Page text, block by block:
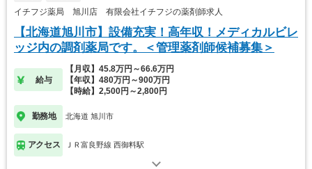
イチフジ薬局 旭川店 有限会社イチフジの薬剤師求人
【北海道旭川市】設備充実！高年収！メディカルビレ
ッジ内の調剤薬局です。＜管理薬剤師候補募集＞
給与
【月収】45.8万円～66.6万円
【年収】480万円～900万円
【時給】2,500円～2,800円
勤務地 北海道 旭川市
アクセス ＪＲ富良野線 西御料駅